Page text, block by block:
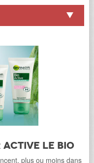
le Bio
plus ou moins dans